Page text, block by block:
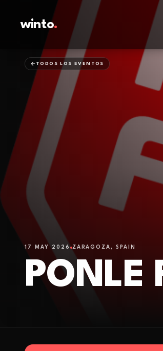
winto.
TODOS LOS EVENTOS
17 MAY 2026 ZARAGOZA, SPAIN
PONLE